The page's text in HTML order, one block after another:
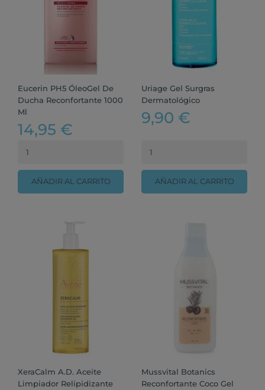
Eucerin PH5 ÓleoGel De
Ducha Reconfortante 1000
Ml
14,95 €
AÑADIR AL CARRITO
Uriage Gel Surgras
Dermatológico
9,90 €
AÑADIR AL CARRITO
XeraCalm A.D. Aceite
Limpiador Relipidizante
Mussvital Botanics
Reconfortante Coco Gel